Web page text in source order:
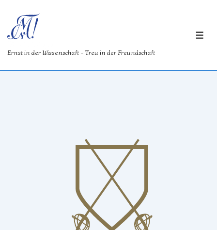
Zum
Inhalt
Ernst in der Wissenschaft – Treu in der Freundschaft